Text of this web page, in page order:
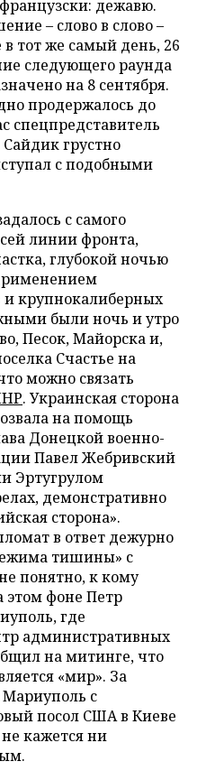
дежавю.
– слово в слово –
тот же самый день, 26
следующего раунда
на 8 сентября.
продержалось до
спецпредставитель
грустно
с подобными
с самого
линии фронта,
глубокой ночью
и крупнокалиберных
были ночь и утро
Песок, Майорска и,
Счастье на
можно связать
. Украинская сторона
на помощь
Донецкой военно-
Павел Жебривский
Эртугрулом
демонстративно
сторона».
в ответ дежурно
тишины» с
понятно, к кому
этом фоне Петр
где
административных
на митинге, что
«мир». За
Мариуполь с
посол США в Киеве
кажется ни